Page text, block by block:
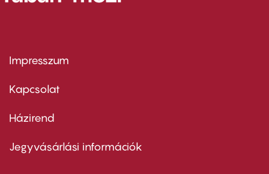
Footer
first
Impresszum
Kapcsolat
Footer
second
Házirend
Jegyvásárlási információk